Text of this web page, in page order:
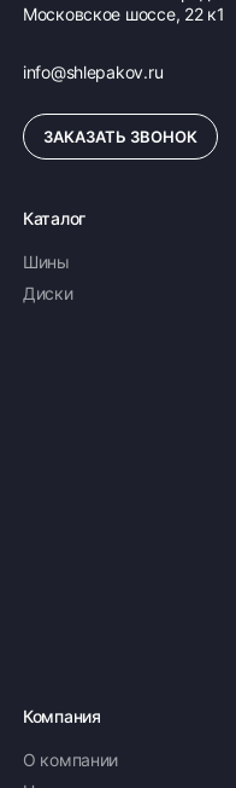
Московское шоссе, 22 к1
info@shlepakov.ru
ЗАКАЗАТЬ ЗВОНОК
Каталог
Шины
Диски
Компания
О компании